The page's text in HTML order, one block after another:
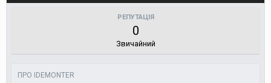
РЕПУТАЦІЯ
0
Звичайний
ПРО IDEMONTER